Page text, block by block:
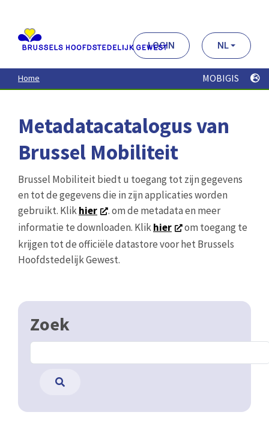
contenu
principal
LOGIN NL
Home MOBIGIS
Metadatacatalogus van
Brussel Mobiliteit
Brussel Mobiliteit biedt u toegang tot zijn gegevens
en tot de gegevens die in zijn applicaties worden
gebruikt. Klikhier
. om de metadata en meer
informatie te downloaden. Klikhier
om toegang te
krijgen tot de officiële datastore voor het Brussels
Hoofdstedelijk Gewest.
Zoek